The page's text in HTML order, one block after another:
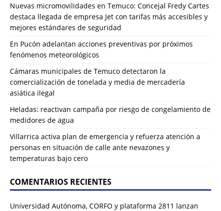
Nuevas micromovilidades en Temuco: Concejal Fredy Cartes
destaca llegada de empresa Jet con tarifas más accesibles y
mejores estándares de seguridad
En Pucón adelantan acciones preventivas por próximos
fenómenos meteorológicos
Cámaras municipales de Temuco detectaron la
comercialización de tonelada y media de mercadería
asiática ilegal
Heladas: reactivan campaña por riesgo de congelamiento de
medidores de agua
Villarrica activa plan de emergencia y refuerza atención a
personas en situación de calle ante nevazones y
temperaturas bajo cero
COMENTARIOS RECIENTES
Universidad Autónoma, CORFO y plataforma 2811 lanzan